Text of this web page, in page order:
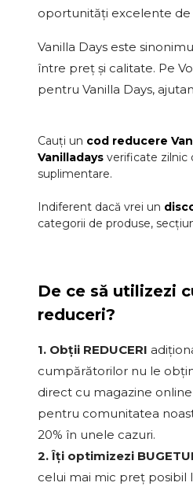
oportunități excelente
Vanilla Days este
între preț și calitate. Pe
pentru Vanilla Days,
Cauți un cod reducere
Vanilladays verificate zilnic
suplimentare.
Indiferent dacă vrei un
categorii de produse,
De ce să utilizezi
reduceri?
1. Obții REDUCERI
cumpărătorilor nu le
direct cu magazine
pentru comunitatea
20% în unele cazuri.
2. Îți optimizezi
celui mai mic preț posibil